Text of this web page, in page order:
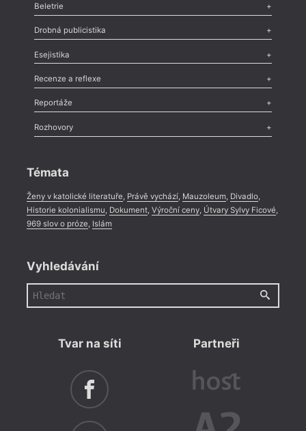
Beletrie
Poezie,Próza,Dokumenty
Drobná publicistika
Odlesk
Nekrolog,Glosa,Sloupek,Pozvánka,Literární soutěž,
Esejistika
Esej , Pádlo,Úvaha
Recenze a reflexe
Recenze
Méně slov o próze,Celá rubrika
Reportáže
Literární zítřky
Celá rubrika
Rozhovory
Témata
Ženy v katolické literatuře, Právě vychází, Mauzoleum, Divadlo,
Historie kolonialismu, Dokument, Výroční ceny, Útvary Sylvy Ficové,
969 slov o próze, Islám
Vyhledávání
Tvar na síti Partneři